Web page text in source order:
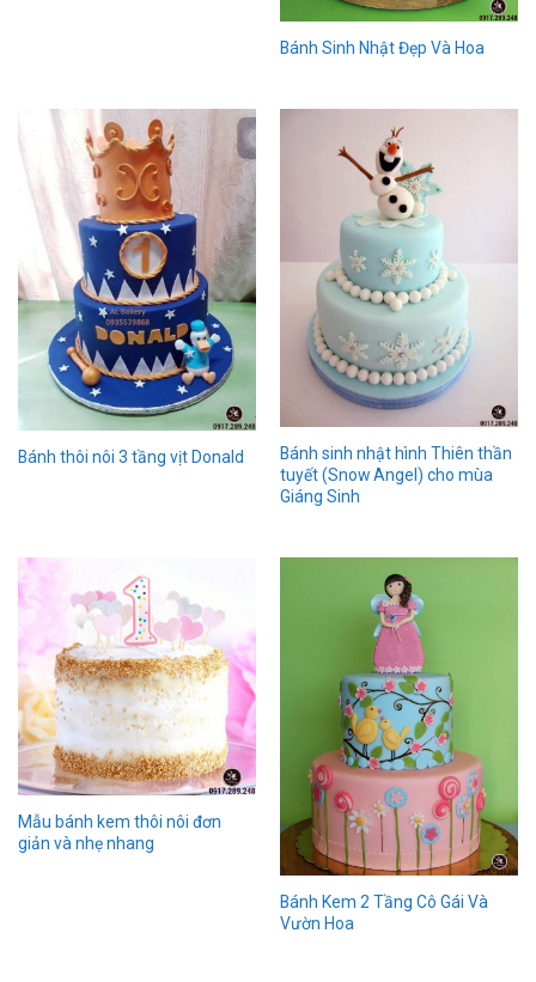
Bánh Sinh Nhật Đẹp Và Hoa
Bánh thôi nôi 3 tầng vịt Donald
Bánh sinh nhật hình Thiên thần
tuyết (Snow Angel) cho mùa
Giáng Sinh
Mẫu bánh kem thôi nôi đơn
giản và nhẹ nhang
Bánh Kem 2 Tầng Cô Gái Và
Vườn Hoa